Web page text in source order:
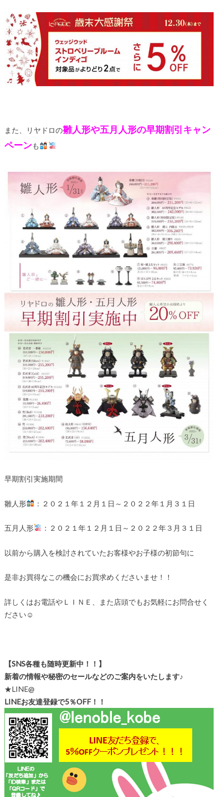
また、リヤドロの雛人形や五月人形の早期割引キャン
ペーン も
早期割引実施期間
雛人形 ：２０２１年１２月１日～２０２２年１月３１日
五月人形 ：２０２１年１２月１日～２０２２年３月３１日
以前から購入を検討されていたお客様やお子様の初節句に
是非お買得なこの機会にお買求めくださいませ！！
詳しくはお電話やＬＩＮＥ、また店頭でもお気軽にお問合せく
ださい☺
【SNS各種も随時更新中！！】
新着の情報や秘密のセールなどのご案内をいたします♪
★LINE@
LINEお友達登録で5％OFF！！